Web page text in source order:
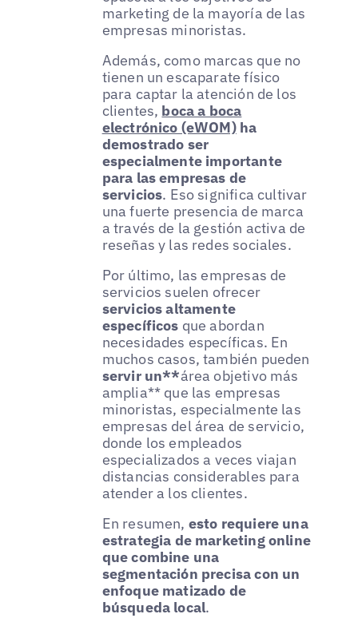
marketing de la mayoría de las
empresas minoristas.
Además, como marcas que no
tienen un escaparate físico
para captar la atención de los
clientes, boca a boca
electrónico (eWOM) ha
demostrado ser
especialmente importante
para las empresas de
servicios. Eso significa cultivar
una fuerte presencia de marca
a través de la gestión activa de
reseñas y las redes sociales.
Por último, las empresas de
servicios suelen ofrecer
servicios altamente
específicos que abordan
necesidades específicas. En
muchos casos, también pueden
servir un**área objetivo más
amplia** que las empresas
minoristas, especialmente las
empresas del área de servicio,
donde los empleados
especializados a veces viajan
distancias considerables para
atender a los clientes.
En resumen, esto requiere una
estrategia de marketing online
que combine una
segmentación precisa con un
enfoque matizado de
búsqueda local.